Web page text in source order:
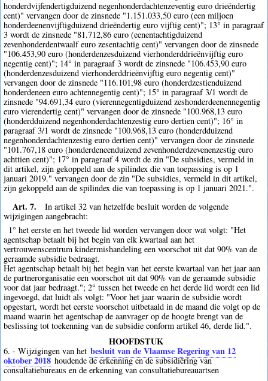
honderdvijfendertigduizend negenhonderdachtenzeventig euro drieëndertig
cent)" vervangen door de zinsnede "1.151.033,50 euro (een miljoen
honderdeenenvijftigduizend drieëndertig euro vijftig cent)"; 13° in paragraaf
3 wordt de zinsnede "81.712,86 euro (eenentachtigduizend
zevenhonderdentwaalf euro zesentachtig cent)" vervangen door de zinsnede
"106.453,90 euro (honderdenzesduizend vierhonderddrieënvijftig euro
negentig cent)"; 14° in paragraaf 3 wordt de zinsnede "106.453,90 euro
(honderdenzesduizend vierhonderddrieënvijftig euro negentig cent)"
vervangen door de zinsnede "116.101,98 euro (honderdzestienduizend
honderdeneen euro achtennegentig cent)"; 15° in paragraaf 3/1 wordt de
zinsnede "94.691,34 euro (vierennegentigduizend zeshonderdeenennegentig
euro vierendertig cent)" vervangen door de zinsnede "100.968,13 euro
(honderdduizend negenhonderdachtenzestig euro dertien cent)"; 16° in
paragraaf 3/1 wordt de zinsnede "100.968,13 euro (honderdduizend
negenhonderdachtenzestig euro dertien cent)" vervangen door de zinsnede
"101.767,18 euro (honderdeneenduizend zevenhonderdzevenenzestig euro
achttien cent)"; 17° in paragraaf 4 wordt de zin "De subsidies, vermeld in
dit artikel, zijn gekoppeld aan de spilindex die van toepassing is op 1
januari 2019." vervangen door de zin "De subsidies, vermeld in dit artikel,
zijn gekoppeld aan de spilindex die van toepassing is op 1 januari 2021.".
Art. 7.
In artikel 32 van hetzelfde besluit worden de volgende
wijzigingen aangebracht:
1° het eerste en het tweede lid worden vervangen door wat volgt: "Het
agentschap betaalt bij het begin van elk kwartaal aan het
vertrouwenscentrum kindermishandeling een voorschot uit dat 90% van de
geraamde subsidie bedraagt.
Het agentschap betaalt bij het begin van het eerste kwartaal van het jaar aan
de partnerorganisatie een voorschot uit dat 90% van de geraamde subsidie
voor dat jaar bedraagt."; 2° tussen het tweede en het derde lid wordt een lid
ingevoegd, dat luidt als volgt: "Voor het jaar waarin de subsidie wordt
opgestart, wordt het eerste voorschot uitbetaald in de maand die volgt op de
maand waarin het agentschap de aanvrager op de hoogte brengt van de
beslissing tot toekenning van de subsidie conform artikel 46, derde lid.".
HOOFDSTUK
6. - Wijzigingen van het besluit van de Vlaamse Regering van 12
oktober 2018 houdende de erkenning en de subsidiëring van
consultatiebureaus en de erkenning van consultatiebureauartsen